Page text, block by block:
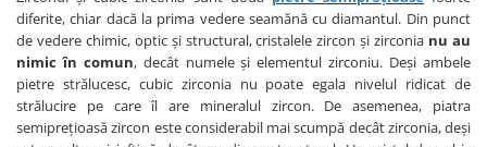
diferite, chiar dacă la prima vedere seamănă cu diamantul. Din punct
de vedere chimic, optic și structural, cristalele zircon și zirconia nu au
nimic în comun, decât numele și elementul zirconiu. Deși ambele
pietre strălucesc, cubic zirconia nu poate egala nivelul ridicat de
strălucire pe care îl are mineralul zircon. De asemenea, piatra
semiprețioasă zircon este considerabil mai scumpă decât zirconia, deși